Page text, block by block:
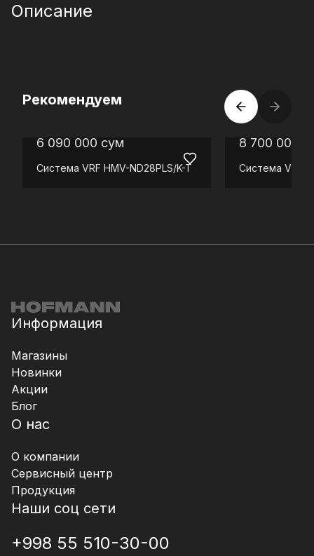
Описание
Рекомендуем
6 090 000 сум
Система VRF HMV-ND28PLS/K-T
8 700 000
Система VRF
Информация
Магазины
Новинки
Акции
Блог
О нас
О компании
Сервисный центр
Продукция
Наши соц сети
+998 55 510-30-00